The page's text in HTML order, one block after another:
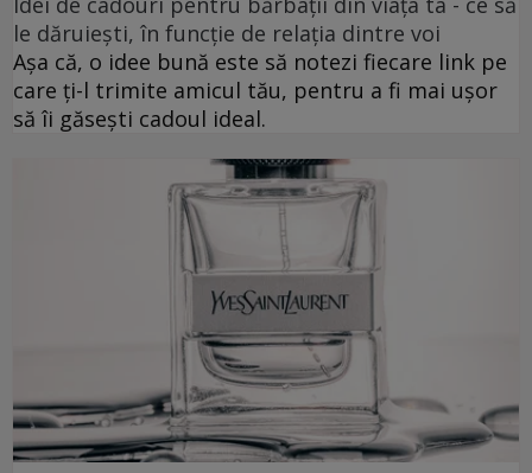
le dăruiești, în funcție de relația dintre voi
Așa că, o idee bună este să notezi fiecare link pe
care ți-l trimite amicul tău, pentru a fi mai ușor
să îi găsești cadoul ideal.